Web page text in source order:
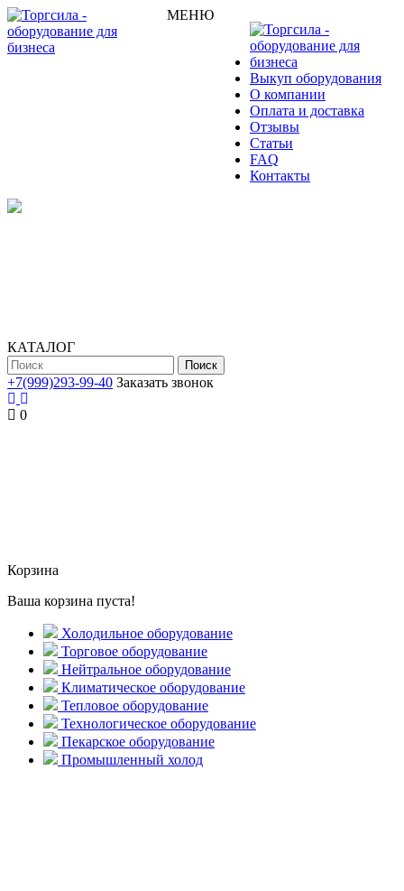
МЕНЮ
Выкуп оборудования
О компании
Оплата и доставка
Отзывы
Статьи
FAQ
Контакты
КАТАЛОГ
Поиск
+7(999)293-99-40 Заказать звонок
0
Корзина
Ваша корзина пуста!
Холодильное оборудование
Торговое оборудование
Нейтральное оборудование
Климатическое оборудование
Тепловое оборудование
Технологическое оборудование
Пекарское оборудование
Промышленный холод